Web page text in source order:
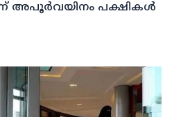
അപൂര്‍വയിനം പക്ഷികള്‍